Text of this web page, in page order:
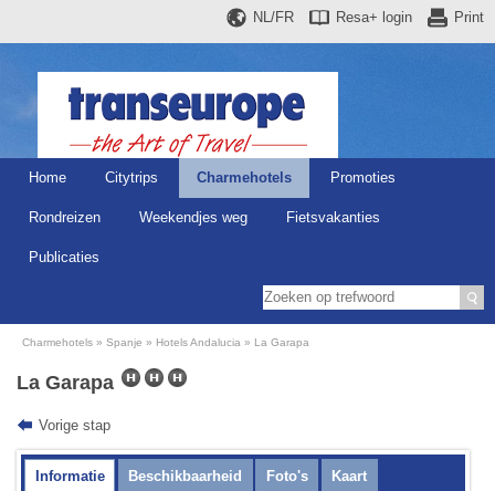
Print
Resa+ login
NL/FR
Home Citytrips Charmehotels Promoties
Rondreizen Weekendjes weg Fietsvakanties
Publicaties
Charmehotels Spanje Hotels Andalucia La Garapa
La Garapa
Vorige stap
Informatie Beschikbaarheid Foto's Kaart